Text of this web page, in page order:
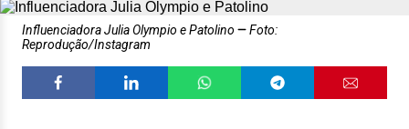
Influenciadora Julia Olympio e Patolino
Foto:
Reprodução/Instagram